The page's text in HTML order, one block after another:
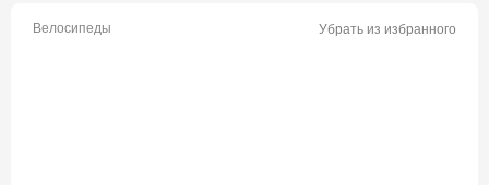
Велосипеды Убрать из избранного